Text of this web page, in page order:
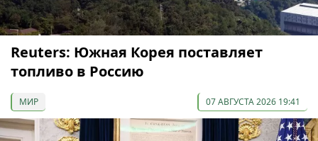
Reuters: Южная Корея поставляет
топливо в Россию
МИР 07 АВГУСТА 2026 19:41